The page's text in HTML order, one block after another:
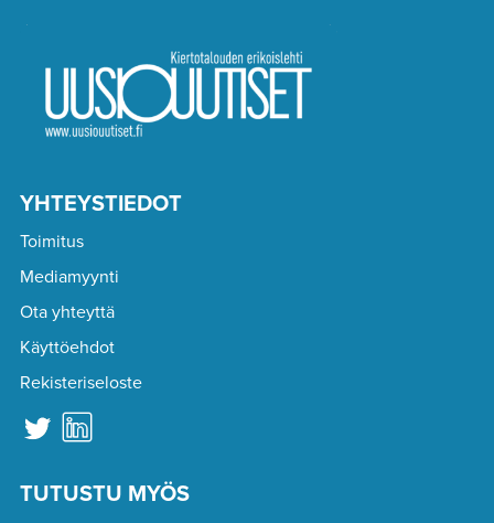
YHTEYSTIEDOT
Toimitus
Mediamyynti
Ota yhteyttä
Käyttöehdot
Rekisteriseloste
TUTUSTU MYÖS